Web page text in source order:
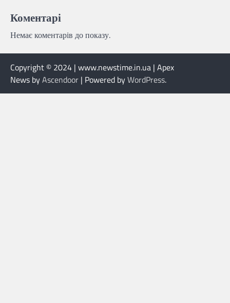
Коментарі
Немає коментарів до показу.
Copyright © 2024 | www.newstime.in.ua | Apex
News byAscendoor | Powered byWordPress.